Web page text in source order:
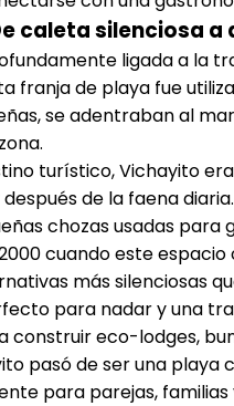
caleta silenciosa
ligada a la
franja de playa fue
se adentraban al
turístico, Vichayito
de la faena
chozas usadas para
cuando este
más silenciosas
para nadar y una
construir eco-lodges,
pasó de ser una
para parejas,